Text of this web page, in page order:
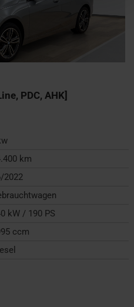
PDC, AHK]
km
2022
kW / 190 PS
ccm